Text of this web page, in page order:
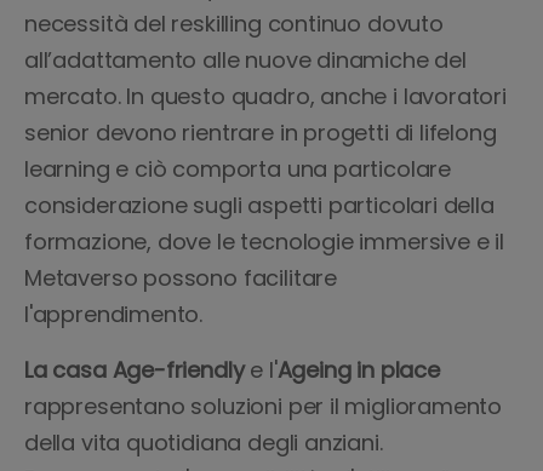
necessità del reskilling continuo dovuto
all’adattamento alle nuove dinamiche del
mercato. In questo quadro, anche i lavoratori
senior devono rientrare in progetti di lifelong
learning e ciò comporta una particolare
considerazione sugli aspetti particolari della
formazione, dove le tecnologie immersive e il
Metaverso possono facilitare
l'apprendimento.
La casa Age-friendlye l'Ageing in place
rappresentano soluzioni per il miglioramento
della vita quotidiana degli anziani.